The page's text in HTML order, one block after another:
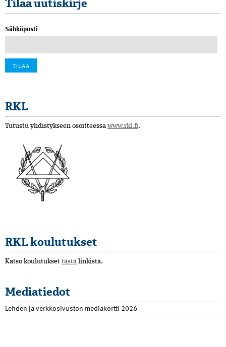
Tilaa uutiskirje
Sähköposti
RKL
Tutustu yhdistykseen osoitteessa www.rkl.fi.
RKL koulutukset
Katso koulutukset tästä linkistä.
Mediatiedot
Lehden ja verkkosivuston mediakortti 2026